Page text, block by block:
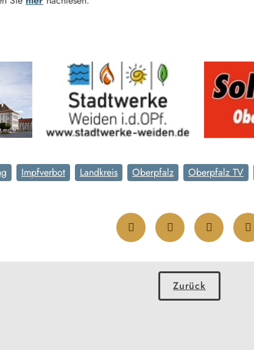
Impfverbot Landkreis Oberpfalz Oberpfalz TV
Zurück